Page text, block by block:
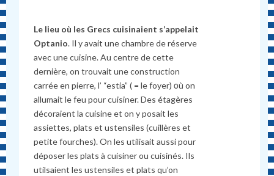
Le lieu où les Grecs cuisinaient s’appelait
Optanio. Il y avait une chambre de réserve
avec une cuisine. Au centre de cette
dernière, on trouvait une construction
carrée en pierre, l’ “estia” ( = le foyer) οù on
allumait le feu pour cuisiner. Des étagères
décoraient la cuisine et on y posait les
assiettes, plats et ustensiles (cuillères et
petite fourches). On les utilisait aussi pour
déposer les plats à cuisiner ou cuisinés. Ils
utilsaient les ustensiles et plats qu’on